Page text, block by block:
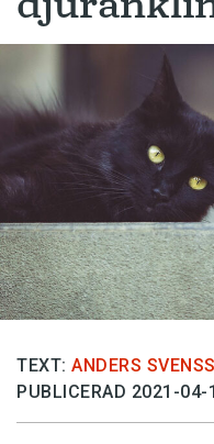
TEXT: ANDERS
PUBLICERAD 2021-04-